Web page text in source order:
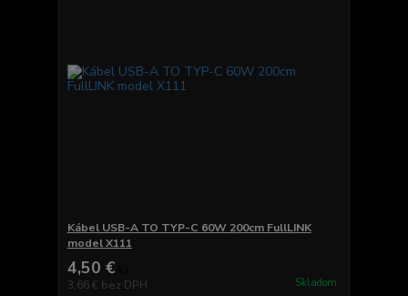
Kábel USB-A TO TYP-C 60W 200cm FullLINK
model X111
4,50 €
3,66 € bez DPH Skladom